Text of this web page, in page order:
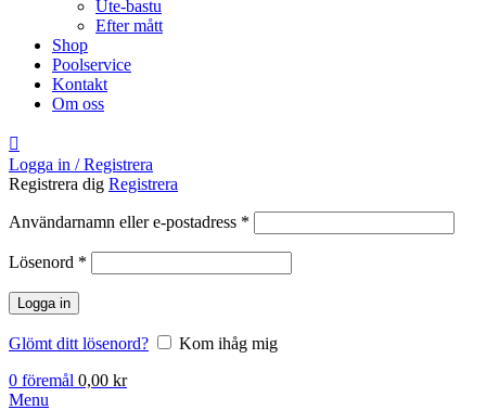
Ute-bastu
Efter mått
Shop
Poolservice
Kontakt
Om oss
Logga in / Registrera
Registrera dig Registrera
Användarnamn eller e-postadress *
Lösenord *
Logga in
Glömt ditt lösenord?
Kom ihåg mig
0 föremål 0,00 kr
Menu